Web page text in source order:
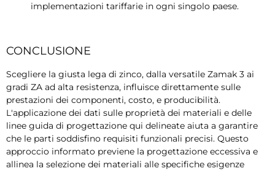
implementazioni tariffarie in ogni singolo paese.
CONCLUSIONE
Scegliere la giusta lega di zinco, dalla versatile Zamak 3 ai
gradi ZA ad alta resistenza, influisce direttamente sulle
prestazioni dei componenti, costo, e producibilità.
L'applicazione dei dati sulle proprietà dei materiali e delle
linee guida di progettazione qui delineate aiuta a garantire
che le parti soddisfino requisiti funzionali precisi. Questo
approccio informato previene la progettazione eccessiva e
allinea la selezione dei materiali alle specifiche esigenze